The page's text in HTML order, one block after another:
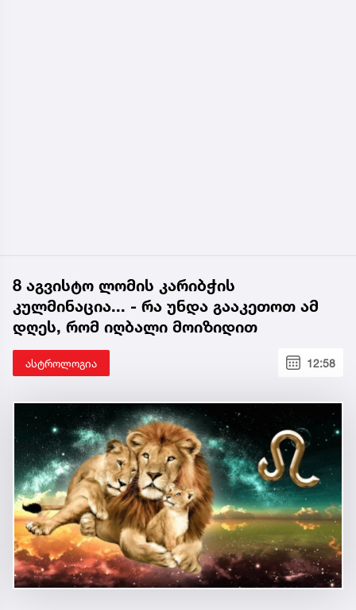
8 აგვისტო ლომის კარიბჭის
კულმინაცია... - რა უნდა გააკეთოთ ამ
დღეს, რომ იღბალი მოიზიდით
ასტროლოგია 12:58